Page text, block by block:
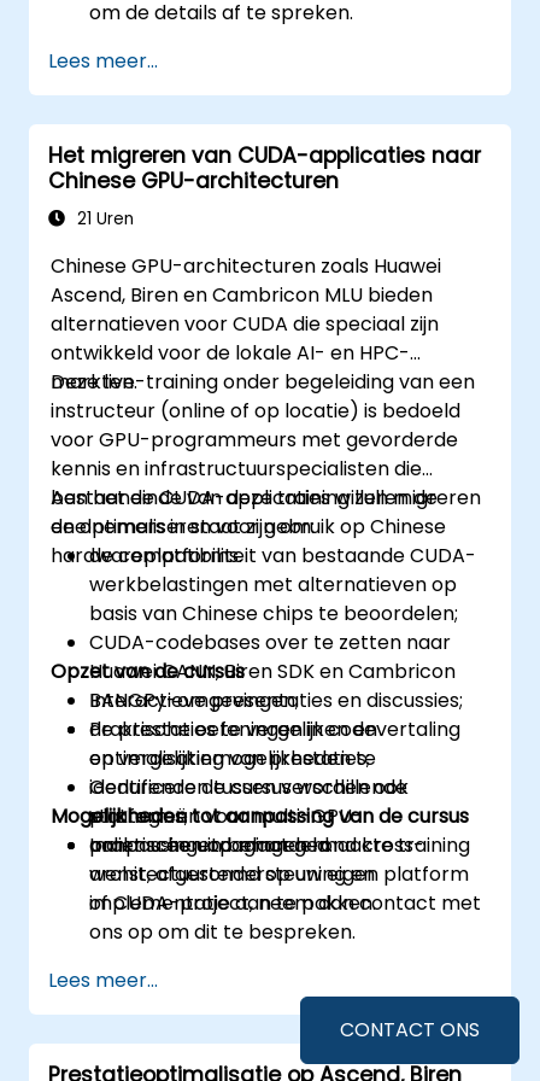
CONTACT ONS
om de details af te spreken.
Lees meer...
Het migreren van CUDA-applicaties naar
Chinese GPU-architecturen
21 Uren
Chinese GPU-architecturen zoals Huawei
Ascend, Biren en Cambricon MLU bieden
alternatieven voor CUDA die speciaal zijn
ontwikkeld voor de lokale AI- en HPC-
markten.
Deze live-training onder begeleiding van een
instructeur (online of op locatie) is bedoeld
voor GPU-programmeurs met gevorderde
kennis en infrastructuurspecialisten die
bestaande CUDA-applicaties willen migreren
en optimaliseren voor gebruik op Chinese
hardwareplatforms.
Aan het einde van deze training zullen de
deelnemers in staat zijn om:
de compatibiliteit van bestaande CUDA-
werkbelastingen met alternatieven op
basis van Chinese chips te beoordelen;
CUDA-codebases over te zetten naar
Huawei CANN, Biren SDK en Cambricon
BANGPy-omgevingen;
de prestaties te vergelijken en
optimalisatiemogelijkheden te
identificeren tussen verschillende
platforms;
praktische uitdagingen rond cross-
architectuurondersteuning en
implementatie aan te pakken.
Opzet van de cursus
Interactieve presentaties en discussies;
Praktische oefeningen in codevertaling
en vergelijking van prestaties;
Gedurende de cursus worden ook
strategieën voor multi-GPU-
aanpassingen behandeld.
Mogelijkheden tot aanpassing van de cursus
Indien u een op maat gemaakte training
wenst, afgestemd op uw eigen platform
of CUDA-project, neem dan contact met
ons op om dit te bespreken.
Lees meer...
Prestatieoptimalisatie op Ascend, Biren